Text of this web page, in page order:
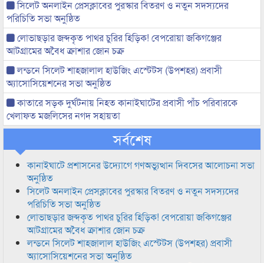
সিলেট অনলাইন প্রেসক্লাবের পুরস্কার বিতরণ ও নতুন সদস্যদের
পরিচিতি সভা অনুষ্ঠিত
লোভাছড়ার জব্দকৃত পাথর চুরির হিড়িক! বেপরোয়া জকিগঞ্জের
আটগ্রামের অবৈধ ক্রাশার জোন চক্র
লন্ডনে সিলেট শাহজালাল হাউজিং এস্টেটস (উপশহর) প্রবাসী
অ্যাসোসিয়েশনের সভা অনুষ্ঠিত
কাতারে সড়ক দুর্ঘটনায় নিহত কানাইঘাটের প্রবাসী পাঁচ পরিবারকে
খেলাফত মজলিসের নগদ সহায়তা
সর্বশেষ
কানাইঘাটে প্রশাসনের উদ্যোগে গণঅভ্যুত্থান দিবসের আলোচনা সভা
অনুষ্ঠিত
সিলেট অনলাইন প্রেসক্লাবের পুরস্কার বিতরণ ও নতুন সদস্যদের
পরিচিতি সভা অনুষ্ঠিত
লোভাছড়ার জব্দকৃত পাথর চুরির হিড়িক! বেপরোয়া জকিগঞ্জের
আটগ্রামের অবৈধ ক্রাশার জোন চক্র
লন্ডনে সিলেট শাহজালাল হাউজিং এস্টেটস (উপশহর) প্রবাসী
অ্যাসোসিয়েশনের সভা অনুষ্ঠিত